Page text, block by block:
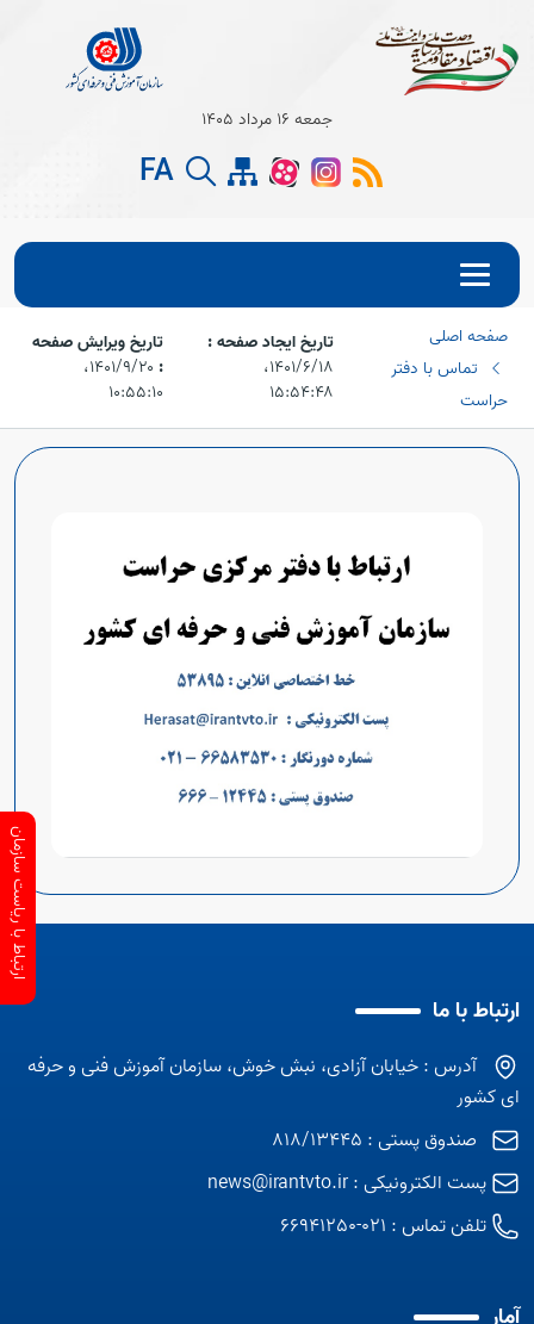
جمعه 16 مرداد 1405
FA
صفحه اصلی
تماس با دفتر
حراست
تاریخ ایجاد صفحه :
۱۴۰۱/۶/۱۸،‏
۱۵:۵۴:۴۸
تاریخ ویرایش صفحه
:
۱۴۰۱/۹/۲۰،‏
۱۰:۵۵:۱۰
ارتباط با ما
آدرس : خیابان آزادی، نبش خوش، سازمان آموزش فنی و حرفه
ای کشور
صندوق پستی : 818/13445
پست الکترونیکی :news@irantvto.ir
تلفن تماس : 021-66941250
ارتباط با ریاست سازمان